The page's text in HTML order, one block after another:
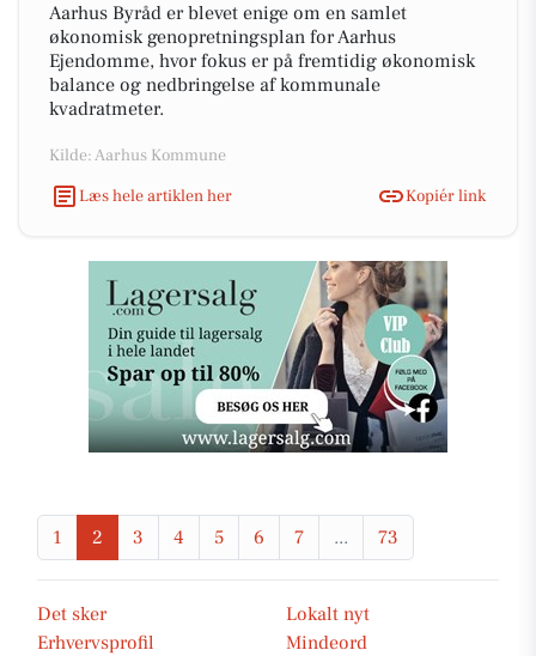
Aarhus Byråd er blevet enige om en samlet
økonomisk genopretningsplan for Aarhus
Ejendomme, hvor fokus er på fremtidig økonomisk
balance og nedbringelse af kommunale
kvadratmeter.
Kilde: Aarhus Kommune
Læs hele artiklen her
Kopiér link
1 2 3 4 5 6 7 ... 73
Det sker
Lokalt nyt
Erhvervsprofil
Mindeord